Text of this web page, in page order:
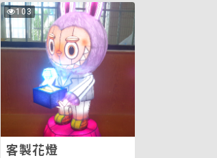
103
次
瀏
覽
客
製
花
客製花燈